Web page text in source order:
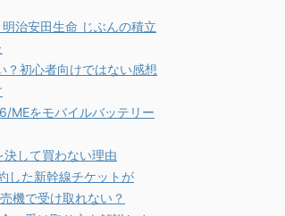
明治安田生命 じぶんの積立
？初心者向けではない感想
MEをモバイルバッテリー
決して買わない理由
した新幹線チケットが
機で受け取れない？